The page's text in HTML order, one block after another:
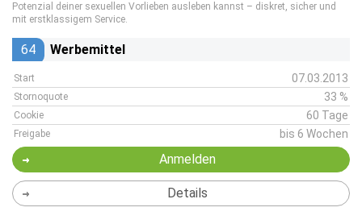
Potenzial deiner sexuellen Vorlieben ausleben kannst – diskret, sicher und
mit erstklassigem Service.
64 Werbemittel
Start 07.03.2013
Stornoquote 33 %
Cookie 60 Tage
Freigabe bis 6 Wochen
Anmelden
Details